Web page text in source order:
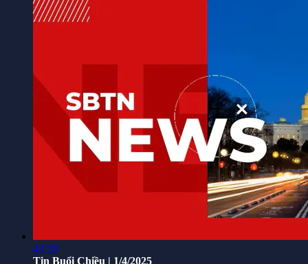
43:28
Tin Buổi Chiều | 1/4/2025